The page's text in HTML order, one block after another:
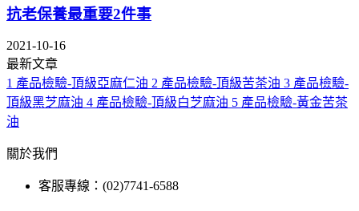
抗老保養最重要2件事
2021-10-16
最新文章
1 產品檢驗-頂級亞麻仁油 2 產品檢驗-頂級苦茶油 3 產品檢驗-
頂級黑芝麻油 4 產品檢驗-頂級白芝麻油 5 產品檢驗-黃金苦茶
油
關於我們
客服專線：(02)7741-6588